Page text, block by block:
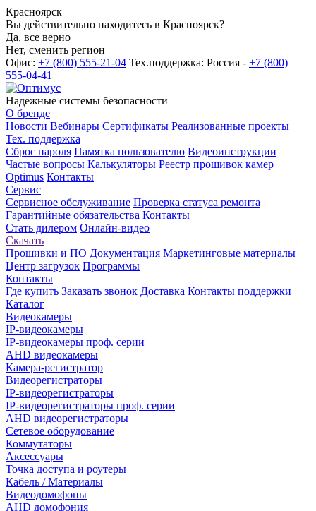
Красноярск
Вы действительно находитесь в Красноярск?
Да, все верно
Нет, сменить регион
Офис: +7 (800) 555-21-04 Тех.поддержка: Россия - +7 (800)
555-04-41
Надежные системы безопасности
О бренде
Новости Вебинары Сертификаты Реализованные проекты
Тех. поддержка
Сброс пароля Памятка пользователю Видеоинструкции
Частые вопросы Калькуляторы Реестр прошивок камер
Optimus Контакты
Сервис
Сервисное обслуживание Проверка статуса ремонта
Гарантийные обязательства Контакты
Стать дилером Онлайн-видео
Скачать
Прошивки и ПО Документация Маркетинговые материалы
Центр загрузок Программы
Контакты
Где купить Заказать звонок Доставка Контакты поддержки
Каталог
Видеокамеры
IP-видеокамеры
IP-видеокамеры проф. серии
AHD видеокамеры
Камера-регистратор
Видеорегистраторы
IP-видеорегистраторы
IP-видеорегистраторы проф. серии
AHD видеорегистраторы
Сетевое оборудование
Коммутаторы
Аксессуары
Точка доступа и роутеры
Кабель / Материалы
Видеодомофоны
AHD домофония